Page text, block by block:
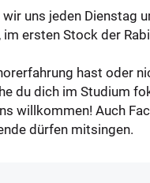
uns jeden Dienstag
im ersten Stock der
hast oder
du dich im Studium
willkommen! Auch
dürfen mitsingen.